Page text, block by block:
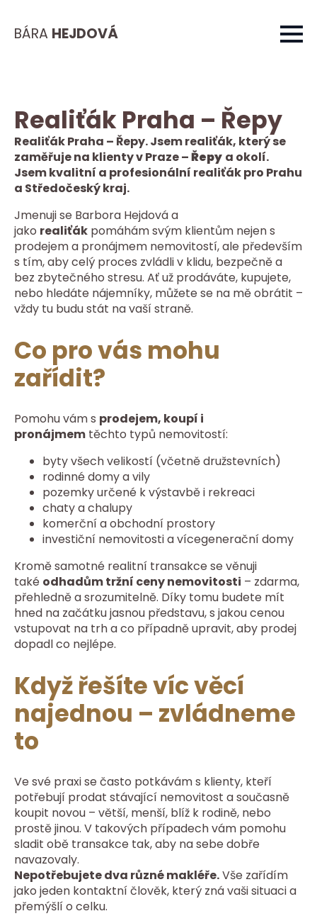
BÁRA HEJDOVÁ
Realiťák Praha – Řepy
Realiťák Praha – Řepy. Jsem realiťák, který se
zaměřuje na klienty v Praze –Řepy a okolí.
Jsem kvalitní a profesionální realiťák pro Prahu
a Středočeský kraj.
Jmenuji se Barbora Hejdová a
jako realiťák pomáhám svým klientům nejen s
prodejem a pronájmem nemovitostí, ale především
s tím, aby celý proces zvládli v klidu, bezpečně a
bez zbytečného stresu. Ať už prodáváte, kupujete,
nebo hledáte nájemníky, můžete se na mě obrátit –
vždy tu budu stát na vaší straně.
Co pro vás mohu
zařídit?
Pomohu vám s prodejem, koupí i
pronájmem těchto typů nemovitostí:
byty všech velikostí (včetně družstevních)
rodinné domy a vily
pozemky určené k výstavbě i rekreaci
chaty a chalupy
komerční a obchodní prostory
investiční nemovitosti a vícegenerační domy
Kromě samotné realitní transakce se věnuji
také odhadům tržní ceny nemovitosti – zdarma,
přehledně a srozumitelně. Díky tomu budete mít
hned na začátku jasnou představu, s jakou cenou
vstupovat na trh a co případně upravit, aby prodej
dopadl co nejlépe.
Když řešíte víc věcí
najednou – zvládneme
to
Ve své praxi se často potkávám s klienty, kteří
potřebují prodat stávající nemovitost a současně
koupit novou – větší, menší, blíž k rodině, nebo
prostě jinou. V takových případech vám pomohu
sladit obě transakce tak, aby na sebe dobře
navazovaly.
Nepotřebujete dva různé makléře.Vše zařídím
jako jeden kontaktní člověk, který zná vaši situaci a
přemýšlí o celku.